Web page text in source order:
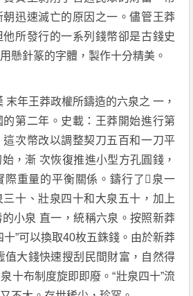
迅速滅亡的原因之一。儘管王莽
所發行的一系列錢幣卻是古錢史
懸針篆的字體，製作十分精美。
末年王莽政權所鑄造的六泉之 一，
第二年。史載：王莽開始進行第
這次幣改以調整契刀五百和一刀平
，漸 次恢復推進小型方孔圓錢，
際重量的平衡關係。鑄行了泉一
十、壯泉四十和大泉五十，加上
小泉 直一，統稱六泉。按照新莽
十”可以換取40枚五銖錢。由於新莽
值大錢快速搜刮民間財富，自然得
十布制度旋即即廢。“壯泉四十”流